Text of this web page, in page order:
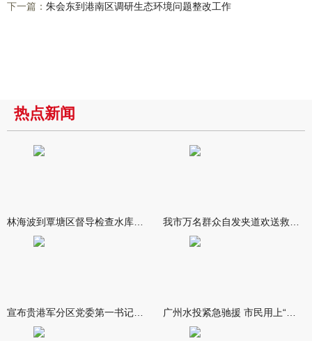
下一篇： 朱会东到港南区调研生态环境问题整改工作
热点新闻